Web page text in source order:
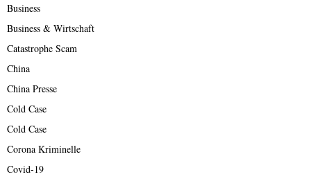
Business
Business & Wirtschaft
Catastrophe Scam
China
China Presse
Cold Case
Cold Case
Corona Kriminelle
Covid-19